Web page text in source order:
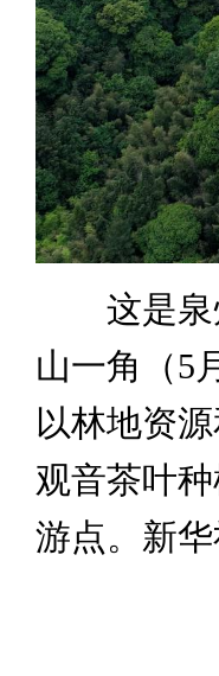
这是泉
山一角（5
以林地资
观音茶叶
游点。新